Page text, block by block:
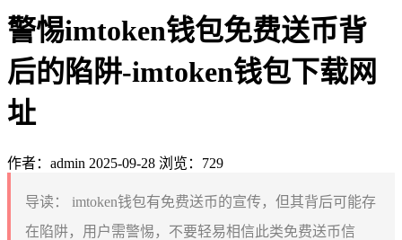
警惕imtoken钱包免费送币背
后的陷阱-imtoken钱包下载网
址
作者：admin 2025-09-28 浏览：729
导读：
imtoken钱包有免费送币的宣传，但其背后可能存
在陷阱，用户需警惕，不要轻易相信此类免费送币信